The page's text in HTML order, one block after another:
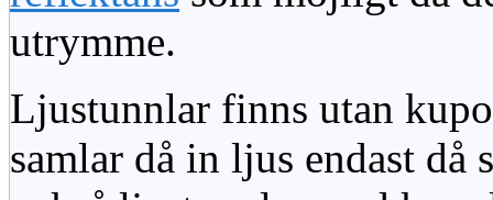
utrymme.
Ljustunnlar finns utan
samlar då in ljus endast då